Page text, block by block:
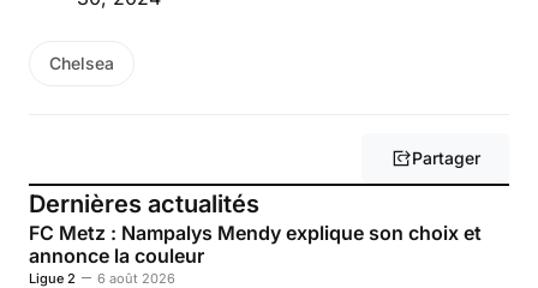
Chelsea
Partager
Dernières actualités
FC Metz : Nampalys Mendy explique son choix et
annonce la couleur
Ligue 2 6 août 2026